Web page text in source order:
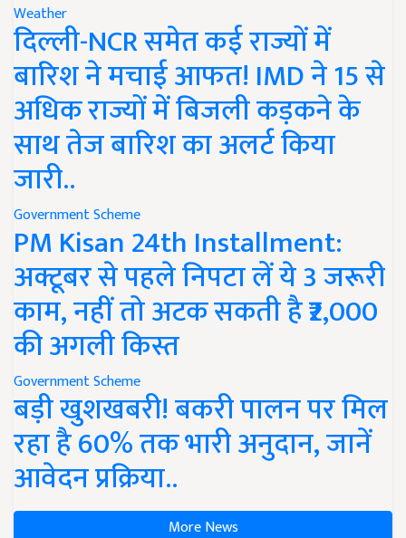
Weather
दिल्ली-NCR समेत कई राज्यों में
बारिश ने मचाई आफत! IMD ने 15 से
अधिक राज्यों में बिजली कड़कने के
साथ तेज बारिश का अलर्ट किया
जारी..
Government Scheme
PM Kisan 24th Installment:
अक्टूबर से पहले निपटा लें ये 3 जरूरी
काम, नहीं तो अटक सकती है ₹2,000
की अगली किस्त
Government Scheme
बड़ी खुशखबरी! बकरी पालन पर मिल
रहा है 60% तक भारी अनुदान, जानें
आवेदन प्रक्रिया..
More News